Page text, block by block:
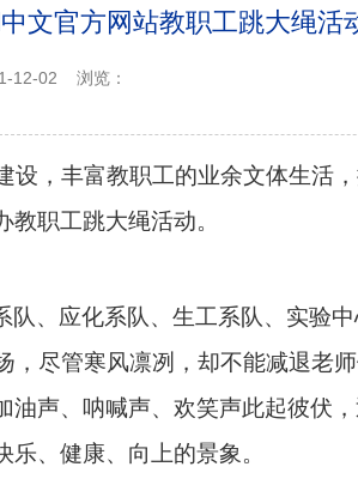
文官方网站教职工跳大绳活
12-02 浏览：
设，丰富教职工的业余文体生活
职工跳大绳活动。
、应化系队、生工系队、实验
，尽管寒风凛冽，却不能减退老
声、呐喊声、欢笑声此起彼伏
、健康、向上的景象。